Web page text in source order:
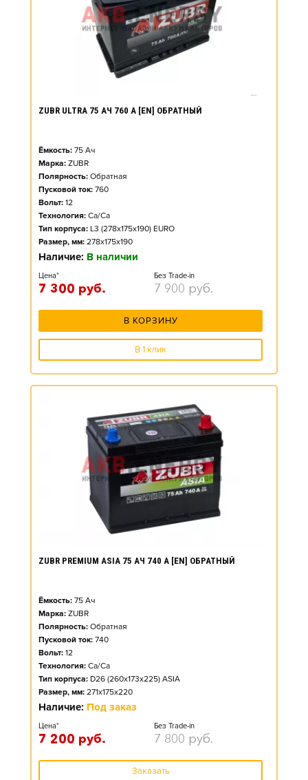
ZUBR ULTRA 75 АЧ 760 А [EN] ОБРАТНЫЙ
Ёмкость: 75 Ач
Марка: ZUBR
Полярность: Обратная
Пусковой ток: 760
Вольт: 12
Технология: Ca/Ca
Тип корпуса: L3 (278x175x190) EURO
Размер, мм: 278x175x190
Наличие: В наличии
Цена*
7 300 руб.
Без Trade-in
7 900 руб.
В КОРЗИНУ
В 1 клик
ZUBR PREMIUM ASIA 75 АЧ 740 А [EN] ОБРАТНЫЙ
Ёмкость: 75 Ач
Марка: ZUBR
Полярность: Обратная
Пусковой ток: 740
Вольт: 12
Технология: Ca/Ca
Тип корпуса: D26 (260x173x225) ASIA
Размер, мм: 271x175x220
Наличие: Под заказ
Цена*
7 200 руб.
Без Trade-in
7 800 руб.
Заказать